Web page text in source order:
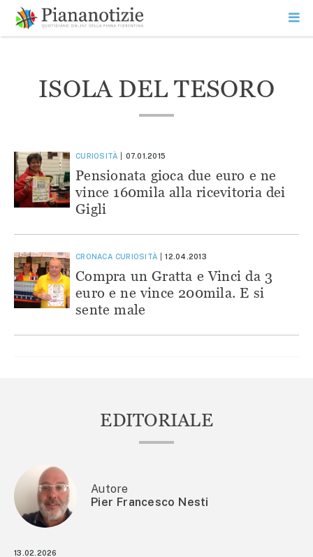
contenuto
SEARCH
ISOLA DEL TESORO
CURIOSITÀ 07.01.2015
Pensionata gioca due euro e ne
vince 160mila alla ricevitoria dei
Gigli
CRONACA CURIOSITÀ 12.04.2013
Compra un Gratta e Vinci da 3
euro e ne vince 200mila. E si
sente male
EDITORIALE
Autore
Pier Francesco Nesti
13.02.2026